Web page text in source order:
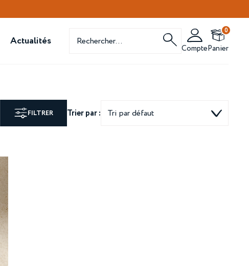
Actualités de
produits Compte
0
Panier
Trier par :
FILTRER